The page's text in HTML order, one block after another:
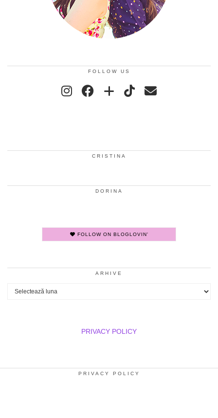
FOLLOW US
CRISTINA
DORINA
FOLLOW ON BLOGLOVIN'
ARHIVE
Arhive
PRIVACY POLICY
PRIVACY POLICY